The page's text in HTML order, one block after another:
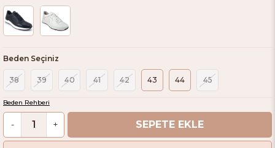
Beden Seçiniz
38 39 40 41 42 43 44 45
Beden Rehberi
+
-